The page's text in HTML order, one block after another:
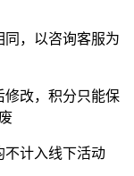
同，以咨询客服为
修改，积分只能保
不计入线下活动